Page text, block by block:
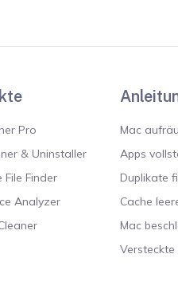
Pro
& Uninstaller
File Finder
Analyzer
Mac
Apps
Duplikate
Cache
Mac